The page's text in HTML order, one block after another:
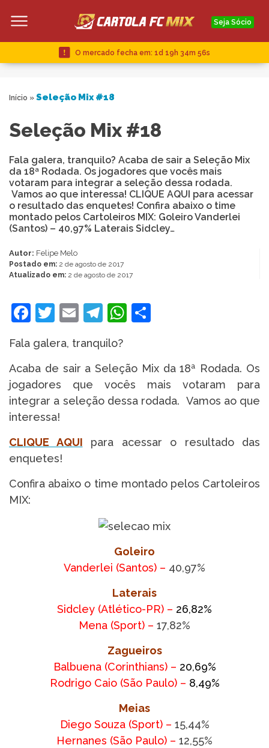
Seja Sócio
O mercado fecha em: 1d 19h 34m 56s
Início » Seleção Mix #18
Seleção Mix #18
Fala galera, tranquilo? Acaba de sair a Seleção Mix
da 18ª Rodada. Os jogadores que vocês mais
votaram para integrar a seleção dessa rodada.
Vamos ao que interessa! CLIQUE AQUI para acessar
o resultado das enquetes! Confira abaixo o time
montado pelos Cartoleiros MIX: Goleiro Vanderlei
(Santos) – 40,97% Laterais Sidcley…
Autor: Felipe Melo
Postado em: 2 de agosto de 2017
Atualizado em: 2 de agosto de 2017
Facebook
Twitter
EmailTelegram
WhatsApp
Fala galera, tranquilo?
Acaba de sair a Seleção Mix da 18ª Rodada. Os
jogadores que vocês mais votaram para
integrar a seleção dessa rodada. Vamos ao que
interessa!
CLIQUE AQUI para acessar o resultado das
enquetes!
Confira abaixo o time montado pelos Cartoleiros
MIX:
Goleiro
Vanderlei (Santos) – 40,97%
Laterais
Sidcley (Atlético-PR) – 26,82%
Mena (Sport) – 17,82%
Zagueiros
Balbuena (Corinthians) – 20,69%
Rodrigo Caio (São Paulo) – 8,49%
Meias
Diego Souza (Sport) – 15,44%
Hernanes (São Paulo) – 12,55%